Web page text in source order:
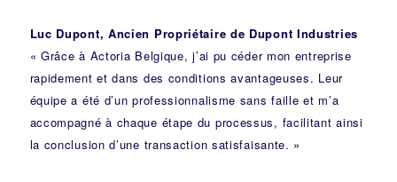
Luc Dupont, Ancien Propriétaire de Dupont Industries
« Grâce à Actoria Belgique, j’ai pu céder mon entreprise
rapidement et dans des conditions avantageuses. Leur
équipe a été d’un professionnalisme sans faille et m’a
accompagné à chaque étape du processus, facilitant ainsi
la conclusion d’une transaction satisfaisante. »